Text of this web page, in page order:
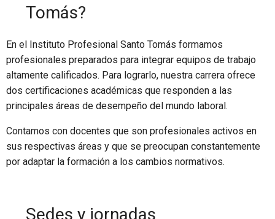
Tomás?
En el Instituto Profesional Santo Tomás formamos
profesionales preparados para integrar equipos de trabajo
altamente calificados. Para lograrlo, nuestra carrera ofrece
dos certificaciones académicas que responden a las
principales áreas de desempeño del mundo laboral.
Contamos con docentes que son profesionales activos en
sus respectivas áreas y que se preocupan constantemente
por adaptar la formación a los cambios normativos.
Sedes y jornadas